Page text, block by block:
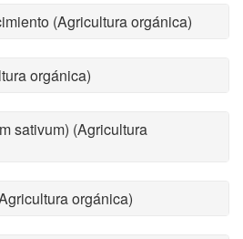
(Agricultura orgánica)
orgánica)
sativum) (Agricultura
orgánica)